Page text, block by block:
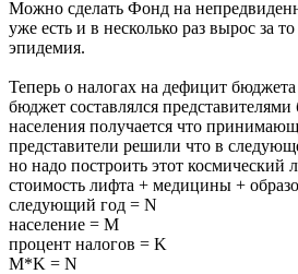
Можно сделать Фонд на
уже есть и в несколько раз вырос за
эпидемия.
Теперь о налогах на дефицит
бюджет составлялся
населения получается что
представители решили что в
но надо построить этот космический
стоимость лифта + медицины +
следующий год = N
население = M
процент налогов = K
M*K = N